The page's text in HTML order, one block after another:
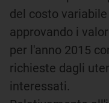
del costo
approvando i
per l'anno 2015
richieste dagli
interessati.